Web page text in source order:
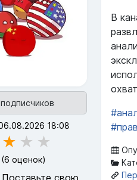
18:08
★ ★ ★
6 оценок)
свою
В